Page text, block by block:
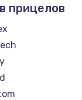
модуля
прицелов